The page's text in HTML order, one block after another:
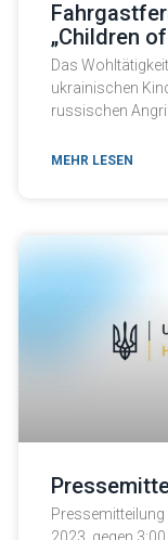
„Children
Das
ukrainischen
russischen
MEHR LESEN
Pressemitteilung
2023, gegen